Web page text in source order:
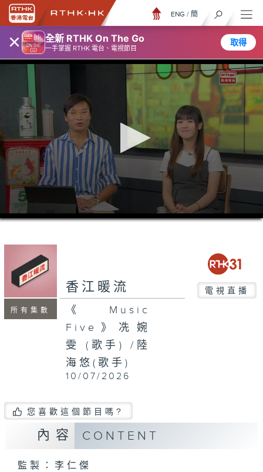
× 全新 RTHK On The Go
一手掌握 RTHK 電台、電視節目
取得
ENG / 簡
0
seconds
seconds
所有集數
香江暖流 電視直播
《Music
Five》冼婉
雯 (歌手) /陸
海悠(歌手)
10/07/2026
您喜歡這個節目嗎?
內容 CONTENT
監製：李仁傑